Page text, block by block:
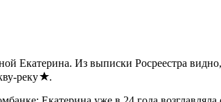
Екатерина. Из выписки Росреестра
реку
.